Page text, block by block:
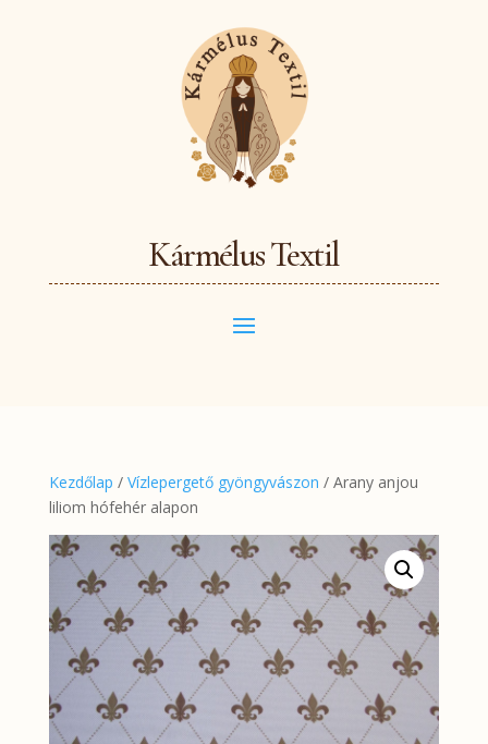
Kármélus Textil
Kezdőlap / Vízlepergető gyöngyvászon / Arany anjou
liliom hófehér alapon